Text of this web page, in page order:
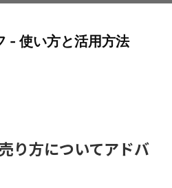
- 使い方と活用方法
り方についてアドバ